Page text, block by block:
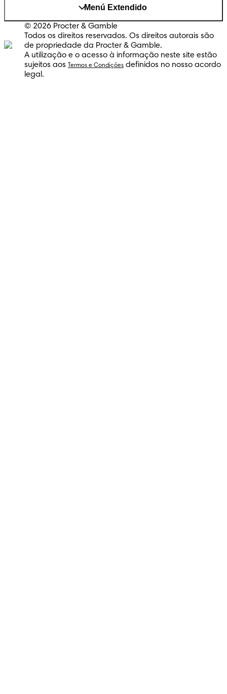
Menú Extendido
© 2026 Procter & Gamble
Todos os direitos reservados. Os direitos autorais são
de propriedade da Procter & Gamble.
A utilização e o acesso à informação neste site estão
sujeitos aos
Termos e Condições definidos no nosso acordo
legal.